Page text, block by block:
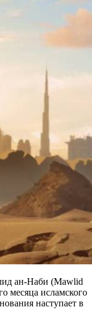
ан-Наби (Mawlid
месяца исламского
наступает в